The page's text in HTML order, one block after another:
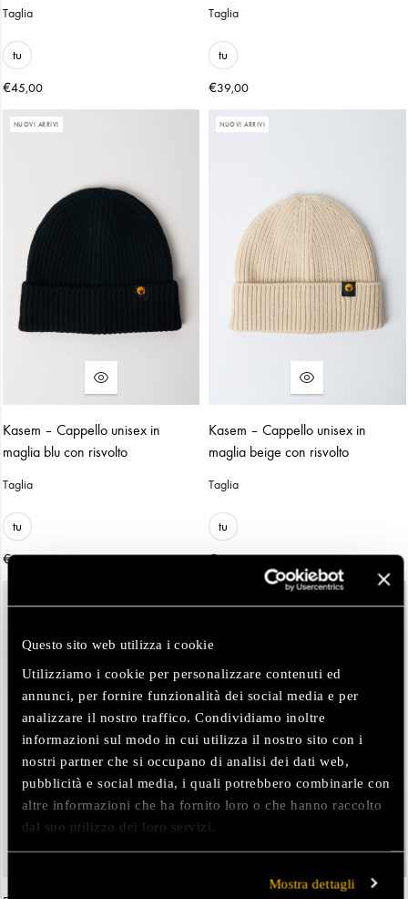
Questo sito web utilizza i cookie
Utilizziamo i cookie per personalizzare contenuti ed
annunci, per fornire funzionalità dei social media e per
analizzare il nostro traffico. Condividiamo inoltre
informazioni sul modo in cui utilizza il nostro sito con i
nostri partner che si occupano di analisi dei dati web,
pubblicità e social media, i quali potrebbero combinarle con
altre informazioni che ha fornito loro o che hanno raccolto
dal suo utilizzo dei loro servizi.
Mostra dettagli
Taglia
tu
€45,00
Taglia
tu
€39,00
NUOVI ARRIVI
Kasem – Cappello unisex in
maglia blu con risvolto
Taglia
tu
€39,00
NUOVI ARRIVI
Kasem – Cappello unisex in
maglia beige con risvolto
Taglia
tu
€39,00